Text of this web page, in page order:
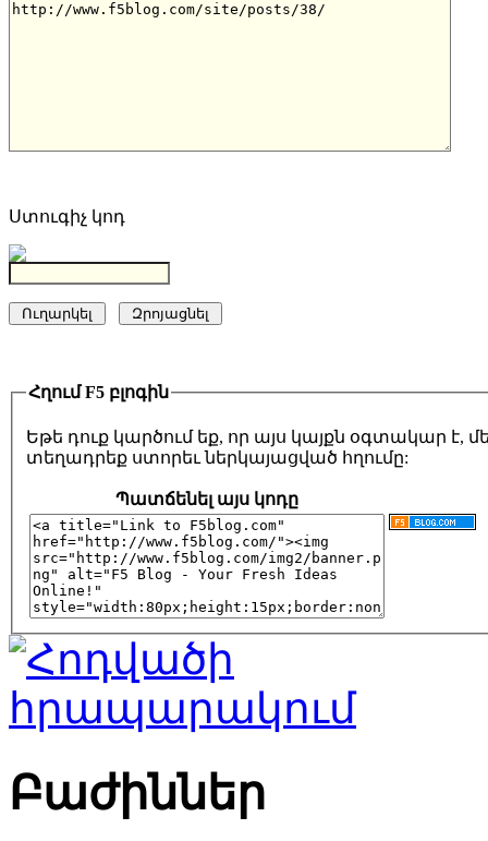
Ստուգիչ կոդ
Հղում F5 բլոգին
Եթե դուք կարծում եք, որ այս կայքն օգտակար է,
տեղադրեք ստորեւ ներկայացված հղումը:
Պատճենել այս կոդը
Բաժիններ